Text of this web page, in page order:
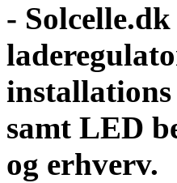
-
samt LED
og erhverv.